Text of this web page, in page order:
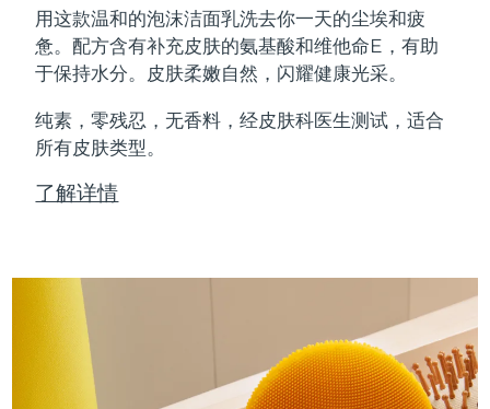
用这款温和的泡沫洁面乳洗去你一天的尘埃和疲
惫。配方含有补充皮肤的氨基酸和维他命E，有助
于保持水分。皮肤柔嫩自然，闪耀健康光采。
纯素，零残忍，无香料，经皮肤科医生测试，适合
所有皮肤类型。
了解详情
FAQ™产品
All anti-aging treatments
FAQ™产品
All LED treatments
FAQ™ products
All toning treatments
PEACH™ 2
LUNA™ 4 body
痘肌护理
Recurring acne LED therapy
ESPADA™ Blemish Solution
Concentrated acne gel
眼部护理
Microcurrent line smoothing device
Advanced eye care treatment
毛孔护理
Blackhead remover
FLIP™ play advanced
LED light hairbrush
牙齿美白
issa™ Teeth Whitening Set
Dual LED + sonic device & 18% PAP gel
更多的
德国 预计送达日期8/10/26
直布罗陀 预计送达日期
希腊 预计送达日期 8/10/26
冰岛 预计送达日期8/11/26
印度尼西亚 预计送达日期
预计送达日期8/10/26